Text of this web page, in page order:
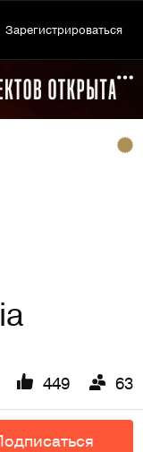
Зарегистрироваться
449 63